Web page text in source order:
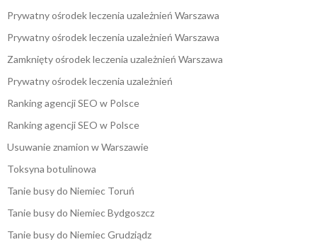
Prywatny ośrodek leczenia uzależnień Warszawa
Prywatny ośrodek leczenia uzależnień Warszawa
Zamknięty ośrodek leczenia uzależnień Warszawa
Prywatny ośrodek leczenia uzależnień
Ranking agencji SEO w Polsce
Ranking agencji SEO w Polsce
Usuwanie znamion w Warszawie
Toksyna botulinowa
Tanie busy do Niemiec Toruń
Tanie busy do Niemiec Bydgoszcz
Tanie busy do Niemiec Grudziądz